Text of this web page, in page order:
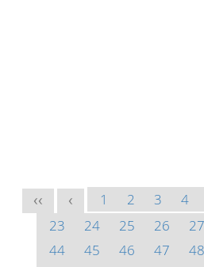
<< < 1 2 3 4
23
24 25 26 27
44
45 46 47 48